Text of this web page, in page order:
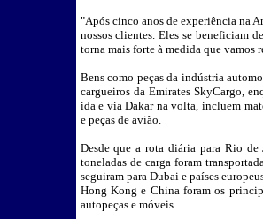
"Após cinco anos de experiência na
nossos clientes. Eles se beneficiam
torna mais forte à medida que vamos
Bens como peças da indústria
cargueiros da Emirates SkyCargo,
ida e via Dakar na volta, incluem
e peças de avião.
Desde que a rota diária para Rio
toneladas de carga foram
seguiram para Dubai e países
Hong Kong e China foram os
autopeças e móveis.